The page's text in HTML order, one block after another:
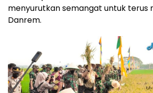
menyurutkan semangat untuk terus
Danrem.